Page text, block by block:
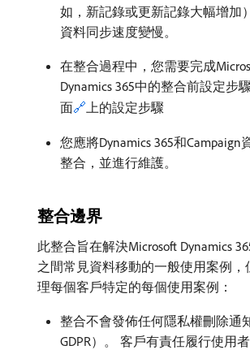
如，新記錄或更新記錄大幅增加
資料同步速度變慢。
在整合過程中，您需要完成
Dynamics 365中的整合前設定步
面🔗上的設定步驟
您應將Dynamics 365和Campaign
整合，並進行維護。
整合邊界
此整合旨在解決Microsoft Dynamics
之間常見資料移動的一般使用案例，
理每個客戶特定的每個使用案例：
整合不會發佈任何隱私權刪除通
GDPR）。 客戶有責任履行使用